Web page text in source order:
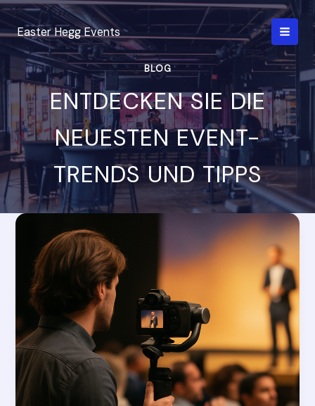
Zum
Inhalt
springen
Easter Hegg Events
BLOG
ENTDECKEN SIE DIE
NEUESTEN EVENT-
TRENDS UND TIPPS